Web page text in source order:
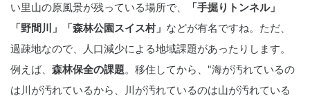
い里山の原風景が残っている場所で、
「手掘りトンネル」
「野間川」「森林公園スイス村」 などが有名ですね。ただ、
過疎地なので、人口減少による地域課題があったりします。
例えば、 森林保全の課題 。移住してから、"海が汚れているの
は川が汚れているから、川が汚れているのは山が汚れている